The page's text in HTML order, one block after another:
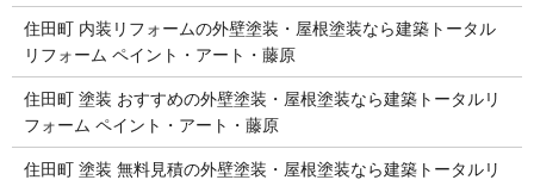
住田町 内装リフォームの外壁塗装・屋根塗装なら建築トータル
リフォーム ペイント・アート・藤原
住田町 塗装 おすすめの外壁塗装・屋根塗装なら建築トータルリ
フォーム ペイント・アート・藤原
住田町 塗装 無料見積の外壁塗装・屋根塗装なら建築トータルリ